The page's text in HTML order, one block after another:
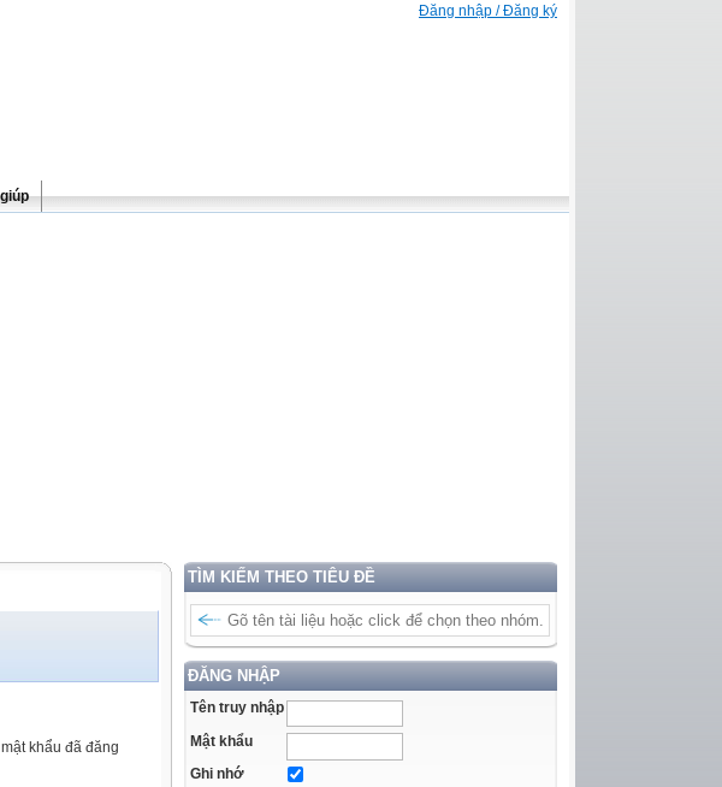
Đăng nhập / Đăng ký
TÌM KIẾM THEO TIÊU ĐỀ
ĐĂNG NHẬP
Tên truy nhập
Mật khẩu
Ghi nhớ
khẩu đã đăng